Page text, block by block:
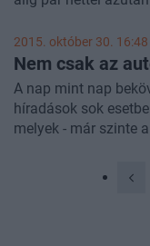
rakpartokról.
2015. október 30.
Nem csak az
A nap mint nap
híradások sok
melyek - már szinte
valóság ezzel